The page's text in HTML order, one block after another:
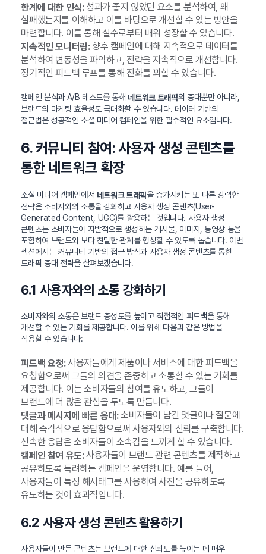
한계에 대한 인식:성과가 좋지 않았던 요소를 분석하여, 왜
실패했는지를 이해하고 이를 바탕으로 개선할 수 있는 방안을
마련합니다. 이를 통해 실수로부터 배워 성장할 수 있습니다.
지속적인 모니터링:향후 캠페인에 대해 지속적으로 데이터를
분석하여 변동성을 파악하고, 전략을 지속적으로 개선합니다.
정기적인 피드백 루프를 통해 진화를 꾀할 수 있습니다.
캠페인 분석과 A/B 테스트를 통해 네트워크 트래픽의 증대뿐만 아니라,
브랜드의 마케팅 효율성도 극대화할 수 있습니다. 데이터 기반의
접근법은 성공적인 소셜 미디어 캠페인을 위한 필수적인 요소입니다.
6. 커뮤니티 참여: 사용자 생성 콘텐츠를
통한 네트워크 확장
소셜 미디어 캠페인에서 네트워크 트래픽을 증가시키는 또 다른 강력한
전략은 소비자와의 소통을 강화하고 사용자 생성 콘텐츠(User-
Generated Content, UGC)를 활용하는 것입니다. 사용자 생성
콘텐츠는 소비자들이 자발적으로 생성하는 게시물, 이미지, 동영상 등을
포함하여 브랜드와 보다 친밀한 관계를 형성할 수 있도록 돕습니다. 이번
섹션에서는 커뮤니티 기반의 접근 방식과 사용자 생성 콘텐츠를 통한
트래픽 증대 전략을 살펴보겠습니다.
6.1 사용자와의 소통 강화하기
소비자와의 소통은 브랜드 충성도를 높이고 직접적인 피드백을 통해
개선할 수 있는 기회를 제공합니다. 이를 위해 다음과 같은 방법을
적용할 수 있습니다:
피드백 요청:사용자들에게 제품이나 서비스에 대한 피드백을
요청함으로써 그들의 의견을 존중하고 소통할 수 있는 기회를
제공합니다. 이는 소비자들의 참여를 유도하고, 그들이
브랜드에 더 많은 관심을 두도록 만듭니다.
댓글과 메시지에 빠른 응대:소비자들이 남긴 댓글이나 질문에
대해 즉각적으로 응답함으로써 사용자와의 신뢰를 구축합니다.
신속한 응답은 소비자들이 소속감을 느끼게 할 수 있습니다.
캠페인 참여 유도:사용자들이 브랜드 관련 콘텐츠를 제작하고
공유하도록 독려하는 캠페인을 운영합니다. 예를 들어,
사용자들이 특정 해시태그를 사용하여 사진을 공유하도록
유도하는 것이 효과적입니다.
6.2 사용자 생성 콘텐츠 활용하기
사용자들이 만든 콘텐츠는 브랜드에 대한 신뢰도를 높이는 데 매우